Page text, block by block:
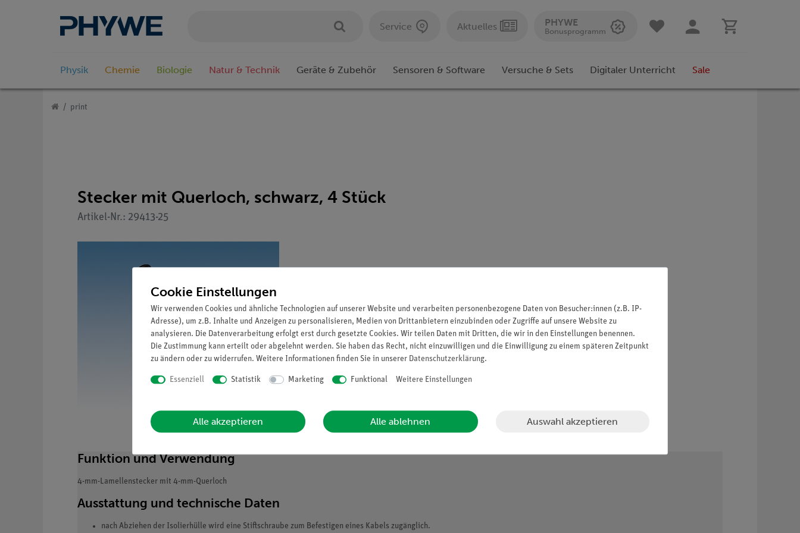
Service Aktuelles PHYWE
Bonusprogramm
Physik Chemie Biologie Natur & Technik Geräte & Zubehör Sensoren & Software Versuche & Sets Digitaler Unterricht Sale
print
Stecker mit Querloch, schwarz, 4 Stück
Artikel-Nr.: 29413-25
Funktion und Verwendung
4-mm-Lamellenstecker mit 4-mm-Querloch
Ausstattung und technische Daten
nach Abziehen der Isolierhülle wird eine Stiftschraube zum Befestigen eines Kabels zugänglich.
Cookie Einstellungen
Wir verwenden Cookies und ähnliche Technologien auf unserer Website und verarbeiten personenbezogene Daten von Besucher:innen (z.B. IP-
Adresse), um z.B. Inhalte und Anzeigen zu personalisieren, Medien von Drittanbietern einzubinden oder Zugriffe auf unsere Website zu
analysieren. Die Datenverarbeitung erfolgt erst durch gesetzte Cookies. Wir teilen Daten mit Dritten, die wir in den Einstellungen benennen.
Die Zustimmung kann erteilt oder abgelehnt werden. Sie haben das Recht, nicht einzuwilligen und die Einwilligung zu einem späteren Zeitpunkt
zu ändern oder zu widerrufen. Weitere Informationen finden Sie in unserer Daten­schutz­erklärung.
Essenziell Statistik Marketing Funktional Weitere Einstellungen
Alle akzeptieren Alle ablehnen Auswahl akzeptieren